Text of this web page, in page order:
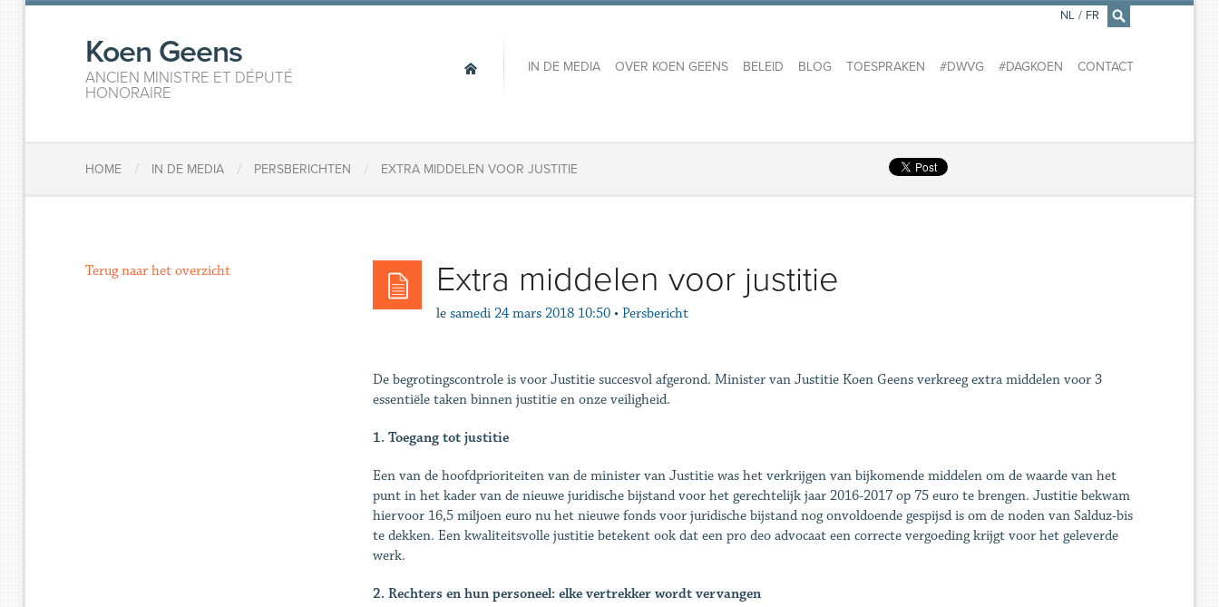
×
Koen Geens
ANCIEN MINISTRE ET DÉPUTÉ
HONORAIRE
IN DE MEDIA OVER KOEN GEENS BELEID BLOG TOESPRAKEN #DWVG #DAGKOEN CONTACT
NL / FR
HOME / IN DE MEDIA / PERSBERICHTEN / EXTRA MIDDELEN VOOR JUSTITIE
Extra middelen voor justitie
le samedi 24 mars 2018 10:50 • Persbericht
De begrotingscontrole is voor Justitie succesvol afgerond. Minister van Justitie Koen Geens verkreeg extra middelen voor 3
essentiële taken binnen justitie en onze veiligheid.
1. Toegang tot justitie
Een van de hoofdprioriteiten van de minister van Justitie was het verkrijgen van bijkomende middelen om de waarde van het
punt in het kader van de nieuwe juridische bijstand voor het gerechtelijk jaar 2016-2017 op 75 euro te brengen. Justitie bekwam
hiervoor 16,5 miljoen euro nu het nieuwe fonds voor juridische bijstand nog onvoldoende gespijsd is om de noden van Salduz-bis
te dekken. Een kwaliteitsvolle justitie betekent ook dat een pro deo advocaat een correcte vergoeding krijgt voor het geleverde
werk.
2. Rechters en hun personeel: elke vertrekker wordt vervangen
Terug naar het overzicht